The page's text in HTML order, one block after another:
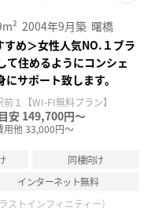
録
2004年9月築 曙橋
すめ＞女性人気NO.１ブラ
て住めるようにコンシェ
にサポート致します。
前１【WI-FI無料プラン】
安 149,700円～
用他 33,000円～
同棲向け
インターネット無料
トインフィニティー）